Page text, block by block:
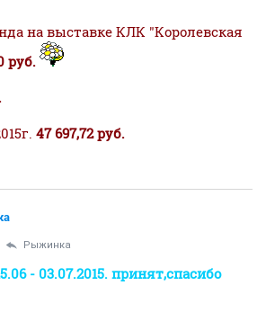
на выставке КЛК "Королевская
руб.
47 697,72 руб.
Рыжинка
- 03.07.2015. принят,спасибо